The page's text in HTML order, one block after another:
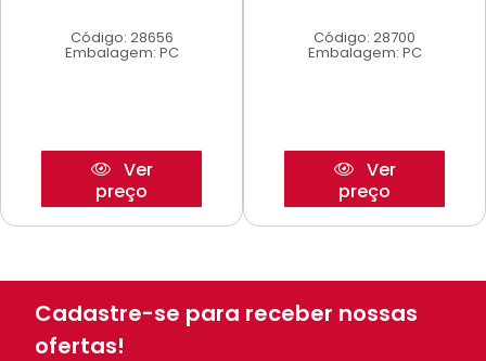
Código: 28656
Embalagem: PC
Ver
preço
Código: 28700
Embalagem: PC
Ver
preço
Cadastre-se para receber nossas
ofertas!